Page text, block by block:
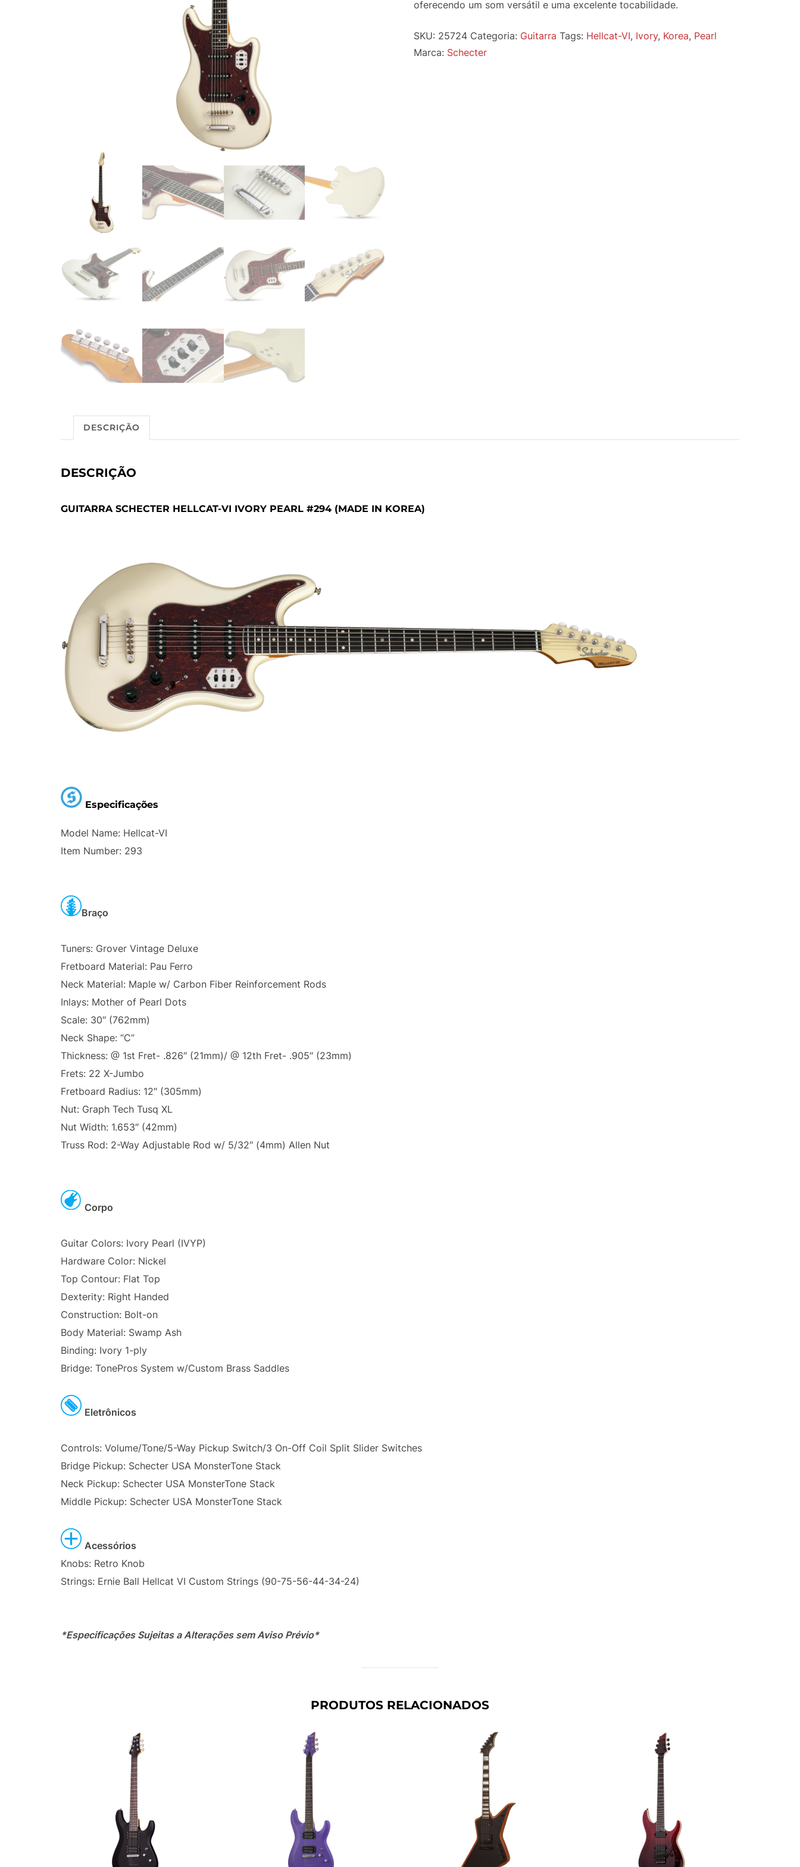
oferecendo um som versátil e uma excelente tocabilidade.
SKU: 25724 Categoria: Guitarra Tags: Hellcat-VI, Ivory, Korea, Pearl
Marca: Schecter
DESCRIÇÃO
DESCRIÇÃO
GUITARRA SCHECTER HELLCAT-VI IVORY PEARL #294 (MADE IN KOREA)
Especificações
Model Name: Hellcat-VI
Item Number: 293
Braço
Tuners: Grover Vintage Deluxe
Fretboard Material: Pau Ferro
Neck Material: Maple w/ Carbon Fiber Reinforcement Rods
Inlays: Mother of Pearl Dots
Scale: 30″ (762mm)
Neck Shape: “C”
Thickness: @ 1st Fret- .826″ (21mm)/ @ 12th Fret- .905″ (23mm)
Frets: 22 X-Jumbo
Fretboard Radius: 12″ (305mm)
Nut: Graph Tech Tusq XL
Nut Width: 1.653″ (42mm)
Truss Rod: 2-Way Adjustable Rod w/ 5/32″ (4mm) Allen Nut
Corpo
Guitar Colors: Ivory Pearl (IVYP)
Hardware Color: Nickel
Top Contour: Flat Top
Dexterity: Right Handed
Construction: Bolt-on
Body Material: Swamp Ash
Binding: Ivory 1-ply
Bridge: TonePros System w/Custom Brass Saddles
Eletrônicos
Controls: Volume/Tone/5-Way Pickup Switch/3 On-Off Coil Split Slider Switches
Bridge Pickup: Schecter USA MonsterTone Stack
Neck Pickup: Schecter USA MonsterTone Stack
Middle Pickup: Schecter USA MonsterTone Stack
Acessórios
Knobs: Retro Knob
Strings: Ernie Ball Hellcat VI Custom Strings (90-75-56-44-34-24)
*Especificações Sujeitas a Alterações sem Aviso Prévio*
PRODUTOS RELACIONADOS